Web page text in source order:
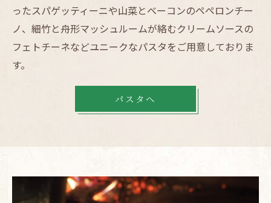
ったスパゲッティーニや山菜とベーコンのペペロンチー
ノ、細竹と舟形マッシュルームが絡むクリームソースの
フェトチーネなどユニークなパスタをご用意しておりま
す。
パスタへ